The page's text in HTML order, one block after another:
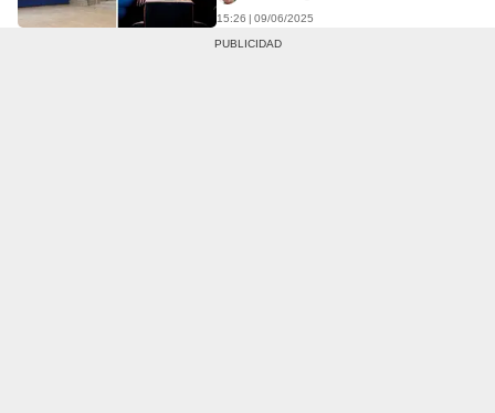
15:26 | 09/06/2025